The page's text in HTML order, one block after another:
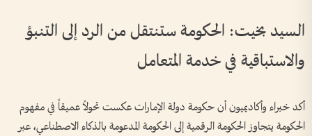
السيد بخيت: الحكومة ستنتقل من الرد إلى التنبؤ
والاستباقية في خدمة المتعامل
أكد خبراء وأكاديميون أن حكومة دولة الإمارات عكست تحولاً عميقاً في مفهوم
الحكومة يتجاوز الحكومة الرقمية إلى الحكومة المدعومة بالذكاء الاصطناعي، عبر